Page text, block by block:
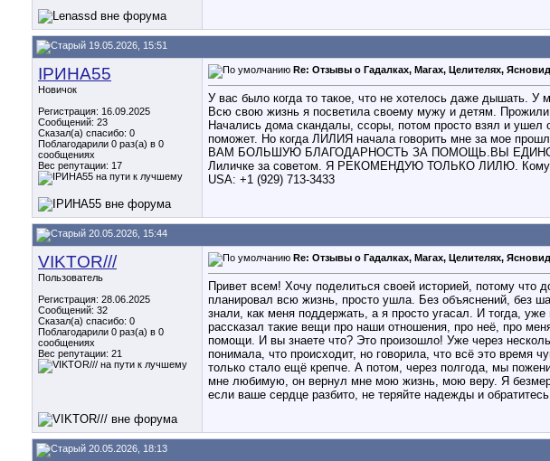
19.05.2026, 15:51
ІРИНА55
Новичок
Регистрация: 16.09.2025
Сообщений: 23
Сказал(а) спасибо: 0
Поблагодарили 0 раз(а) в 0
сообщениях
Вес репутации: 17
Re: Отзывы о Гадалках, Магах, Целителях,
У вас было когда то такое, что не хотелось даже дышать.
Всю свою жизнь я посветила своему мужу и детям. Прожили
Начались дома скандалы, ссоры, потом просто взял и ушел
поможет. Но когда ЛИЛИЯ начала говорить мне за мое
ВАМ БОЛЬШУЮ БЛАГОДАРНОСТЬ ЗА ПОМОЩЬ.ВЫ
Лиличке за советом. Я РЕКОМЕНДУЮ ТОЛЬКО ЛИЛЮ. Кому
USA: +1 (929) 713-3433
20.05.2026, 15:44
VIKTOR///
Пользователь
Регистрация: 28.06.2025
Сообщений: 32
Сказал(а) спасибо: 0
Поблагодарили 0 раз(а) в 0
сообщениях
Вес репутации: 21
Re: Отзывы о Гадалках, Магах, Целителях,
Привет всем! Хочу поделиться своей историей, потому
планировал всю жизнь, просто ушла. Без объяснений, без
знали, как меня поддержать, а я просто угасал. И тогда,
рассказал такие вещи про наши отношения, про неё, про
помощи. И вы знаете что? Это произошло! Уже через
понимала, что происходит, но говорила, что всё это время
только стало ещё крепче. А потом, через полгода, мы
мне любимую, он вернул мне мою жизнь, мою веру. Я
если ваше сердце разбито, не теряйте надежды и
20.05.2026, 18:13